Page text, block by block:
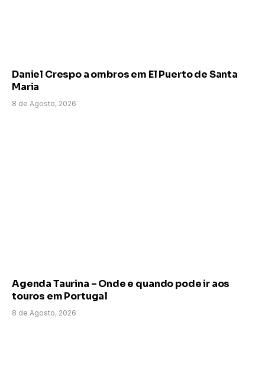
Daniel Crespo a ombros em El Puerto de Santa
Maria
8 de Agosto, 2026
Agenda Taurina – Onde e quando pode ir aos
touros em Portugal
8 de Agosto, 2026